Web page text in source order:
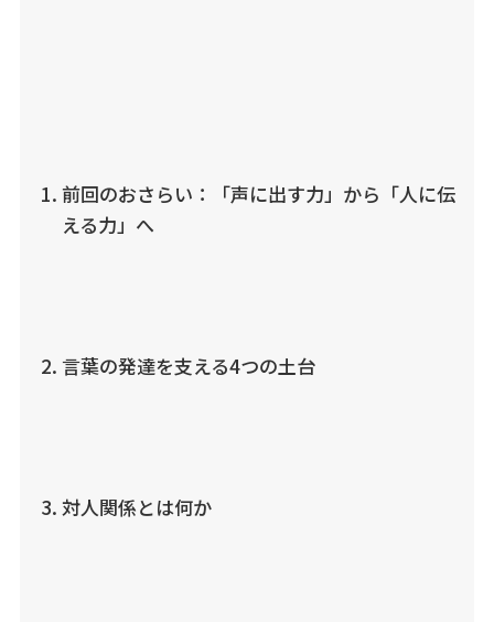
前回のおさらい：「声に出す力」から「人に伝
える力」へ
言葉の発達を支える4つの土台
対人関係とは何か